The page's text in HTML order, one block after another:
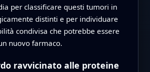
per classificare questi tumori in
distinti e per individuare
condivisa che potrebbe essere
nuovo farmaco.
ravvicinato alle proteine